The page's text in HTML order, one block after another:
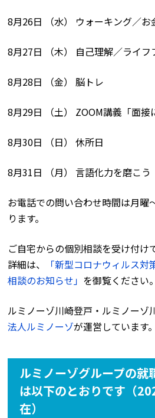
8月26日 （水） ウォーキング／お
8月27日 （木） 自己理解／ライフ
8月28日 （金） 脳トレ
8月29日 （土） ZOOM講義「面接
8月30日 （日） 休所日
8月31日 （月） 言語化力を磨こう
お電話での問い合わせ時間は月
ります。
ご自宅からの個別相談を受け付け
詳細は、
「新型コロナウィルス
相談のお知らせ」 を御覧ください。
ルミノーゾ川崎登戸・ルミノーゾ
法人ルミノーゾが運営しています。
ルミノーゾグループの就
は以下のとおりです（
在）